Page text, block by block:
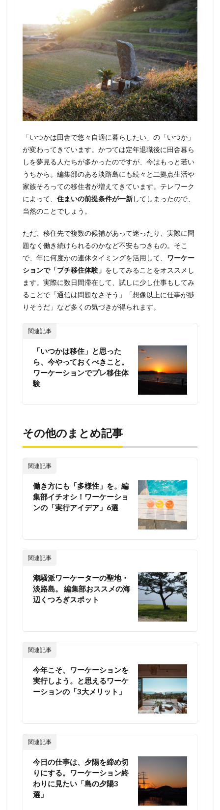
「いつかは田舎で悠々自適に暮らしたい」の「いつか」
が変わってきています。かつては定年退職後に田舎暮ら
しを夢見る人たちが多かったのですが、今はもっと若い
うちから。編集部のある淡路島にも続々と二拠点生活や
家族そろっての移住者が増えてきています。テレワーク
によって、 住まいの前提条件が一新してしまったので、
当然のことでしょう。
ただ、移住先で複数の候補があって迷ったり、実際に問
題なく働き続けられるのかなど不安もつきもの。そこ
で、年に何度かの連休タイミングを活用して、 ワーケー
ションで「プチ移住体験」 をしてみることをオススメし
ます。実際に数日間滞在して、試しに少し仕事もしてみ
ることで「通信は問題なさそう」「想像以上に仕事が捗
りそうだ」など多くの気づきが得られます。
関連記事
「いつかは移住」と思った
ら、今やっておくべきこと。
ワーケーションでプレ移住体
験
その他のまとめ記事
関連記事
働き方にも「多様性」を。編
集部イチオシ！ワーケーショ
ンの「実行アイデア」6選
関連記事
潮騒派ワーケーターの聖地・
淡路島。 編集部おススメの海
辺くつろぎスポット
関連記事
今年こそ、ワーケーションを
実行しよう。と思えるワーケ
ーションの「3大メリット」
関連記事
今日の仕事は、夕陽を締め切
りにする。ワーケーション終
わりに見たい「島の夕陽3
選」